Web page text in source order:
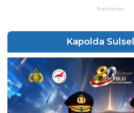
Kapolda